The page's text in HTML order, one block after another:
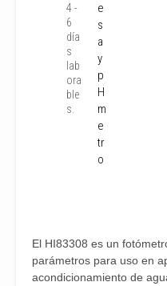
4 -
6
día
s
lab
ora
ble
s.
e
s
a
y
p
H
m
e
tr
o
El HI83308 es un
parámetros para uso en
acondicionamiento de